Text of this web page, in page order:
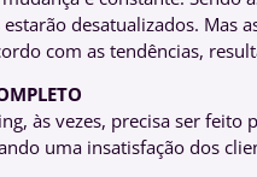
desatualizados. Mas
com as tendências,
às vezes, precisa ser
uma insatisfação dos